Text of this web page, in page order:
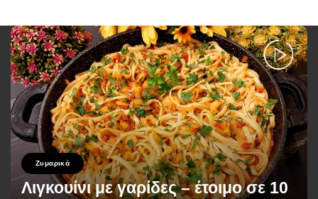
Ζυμαρικά
Λιγκουίνι με γαρίδες – έτοιμο σε 10